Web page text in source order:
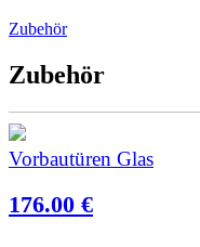
Zubehör
Zubehör
Vorbautüren Glas
176.00 €